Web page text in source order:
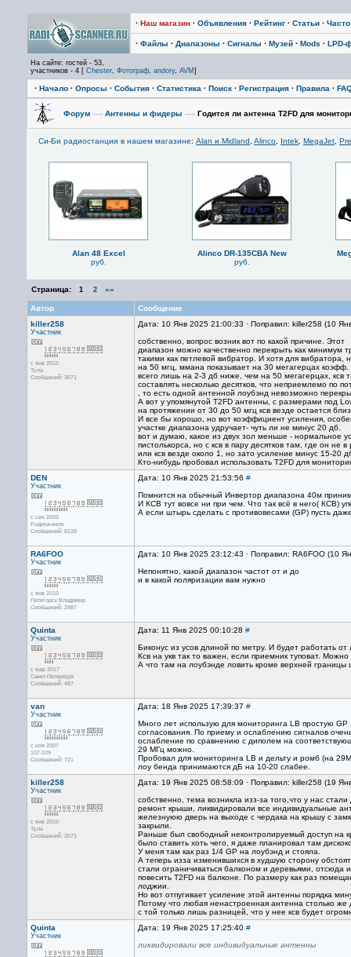
· Наш магазин · Объявления · Рейтинг · Статьи ·
· Файлы · Диапазоны · Сигналы · Музей · Mods · LPD-
На сайте: гостей - 53,
участников - 4 [ Chester, Фотограф, andory, AVM ]
· Начало · Опросы · События · Статистика · Поиск · Регистрация · Правила ·
Форум —› Антенны и фидеры —› Годится ли антенна T2FD для
Си-Би радиостанции в нашем магазине: Alan и Midland Alinco Intek MegaJet
Alan 48 Excel
руб.
Alinco DR-135CBA New
руб.
Страница: 1 2 »»
Автор
Сообщение
killer258
Участник
с янв 2010
Тула
Сообщений: 3571
Дата: 10 Янв 2025 21:00:33 · Поправил: killer258 (10
собственно, вопрос возник вот по какой причине. Этот
диапазон можно качественно перекрыть как минимум
такими как петлевой вибратор. И хотя для вибратора,
на 50 мгц, ммана показывает на 30 мегагерцах коэфф.
всего лишь на 2-3 дб ниже, чем на 50 мегагерцах, ксв
составлять несколько десятков, что неприемлемо по
, то есть одной антенной лоубэнд невозможно
А вот у упомянутой T2FD антенны, с размерами под
на протяжении от 30 до 50 мгц ксв везде остается
И все бы хорошо, но вот коэффициент усиления,
участке диапазона удручает- чуть ли не минус 20 дб.
вот и думаю, какое из двух зол меньше - нормальное
пистолькорса, но с ксв в пару десятков там, где он не
или ксв везде около 1, но зато усиление минус 15-20
Кто-нибудь пробовал использовать Т2FD для
DEN
Участник
с сен 2003
Родина-мать
Сообщений: 8128
Дата: 10 Янв 2025 21:53:56 #
Помнится на обычный Инвертор диапазона 40м
И КСВ тут вовсе ни при чем. Что так всё в него( КСВ)
А если штырь сделать с противовесами (GP) пусть
RA6FOO
Участник
с янв 2010
Пятигорск Владимир
Сообщений: 2987
Дата: 10 Янв 2025 23:12:43 · Поправил: RA6FOO (10
Непонятно, какой диапазон частот от и до
и в какой поляризации вам нужно
Quinta
Участник
с мар 2017
Санкт-Петербург
Сообщений: 487
Дата: 11 Янв 2025 00:10:28 #
Биконус из усов длиной по метру. И будет работать
Ксв на укв так то важен, если приемник туповат.
А что там на лоубэнде ловить кроме верхней
van
Участник
с ноя 2007
107-109
Сообщений: 721
Дата: 18 Янв 2025 17:39:37 #
Много лет использую для мониторинга LB простую
согласования. По приему и ослаблению сигналов
ослабление по сравнению с диполем на
29 МГц можно.
Пробовал для мониторинга LB и дельту и ромб (на
лоу бенда принимаются дБ на 10-20 слабее.
killer258
Участник
с янв 2010
Тула
Сообщений: 3571
Дата: 19 Янв 2025 08:58:09 · Поправил: killer258 (19
собственно, тема возникла изз-за того,что у нас
ремонт крыши, ликвидировали все индивидуальные
железнуюю дверь на выходе с чердака на крышу с
закрыли.
Раньше был свободный неконтролируемый доступ на
было ставить хоть чего, я даже планировал там
У меня там как раз 1/4 GP на лоубэнд и стояла.
А теперь изза изменившихся в худшую сторону
стали ограничиваться балконом и деревьями, отсюда
повесить Т2FD на балконе. По размеру как раз
лоджии.
Но вот отпугивает усиление этой антенны порядка
Потому что любая ненастроенная антенна столько же
с той только лишь разницей, что у нее ксв будет
Quinta
Участник
Дата: 19 Янв 2025 17:25:40 #
ликвидировали все индивидуальные антенны